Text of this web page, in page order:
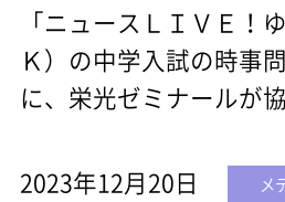
「ニュースＬＩＶＥ！
Ｋ）の中学入試の時事
に、栄光ゼミナールが
2023年12月20日 メ